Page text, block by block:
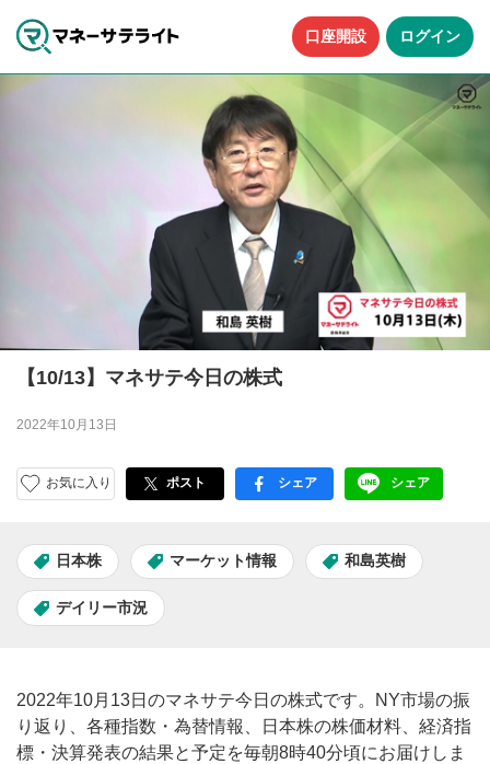
口座開設 ログイン
【10/13】マネサテ今日の株式
2022年10月13日
お気に入り ポスト facebook
シェア LINE
シェア
日本株 マーケット情報 和島英樹
デイリー市況
2022年10月13日のマネサテ今日の株式です。NY市場の振
り返り、各種指数・為替情報、日本株の株価材料、経済指
標・決算発表の結果と予定を毎朝8時40分頃にお届けしま